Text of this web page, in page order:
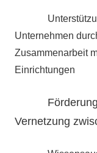
Unternehmen
Zusammenarbeit
Einrichtungen
Vernetzung